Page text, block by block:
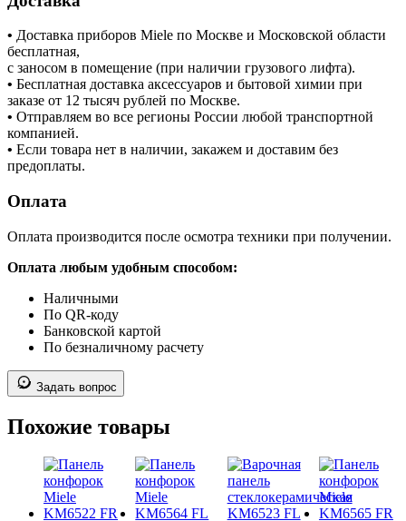
• Доставка приборов Miele по Москве и Московской области
бесплатная,
с заносом в помещение (при наличии грузового лифта).
• Бесплатная доставка аксессуаров и бытовой химии при
заказе от 12 тысяч рублей по Москве.
• Отправляем во все регионы России любой транспортной
компанией.
• Если товара нет в наличии, закажем и доставим без
предоплаты.
Оплата
Оплата производится после осмотра техники при получении.
Оплата любым удобным способом:
Наличными
По QR-коду
Банковской картой
По безналичному расчету
Задать вопрос
Похожие товары